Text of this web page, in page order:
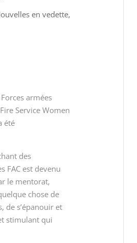
en vedette,
armées
Service Women
été
des
FAC est devenu
le mentorat,
chose de
de s’épanouir et
stimulant qui